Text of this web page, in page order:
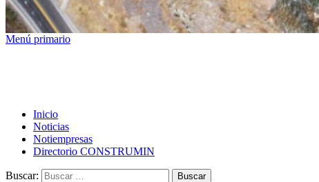
Menú primario
Inicio
Noticias
Notiempresas
Directorio CONSTRUMIN
Buscar: